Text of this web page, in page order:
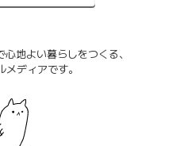
地よい暮らしをつくる、
ディアです。